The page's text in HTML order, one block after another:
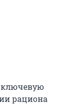
ключевую
рациона